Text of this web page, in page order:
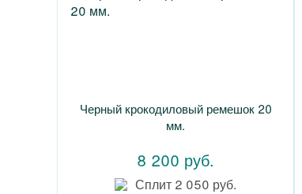
Черный крокодиловый ремешок 20
мм.
8 200 руб.
Сплит 2 050 руб.